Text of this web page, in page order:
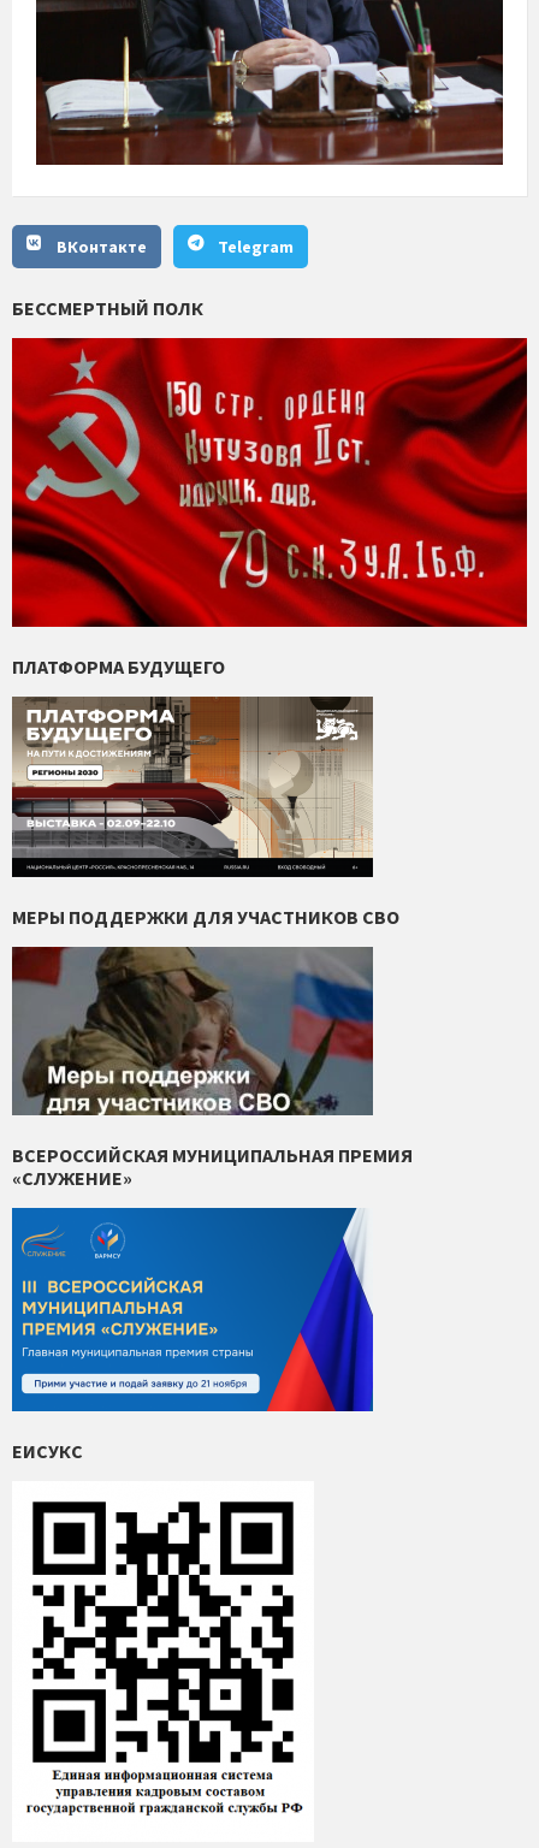
ВКонтакте Telegram
БЕССМЕРТНЫЙ ПОЛК
ПЛАТФОРМА БУДУЩЕГО
МЕРЫ ПОДДЕРЖКИ ДЛЯ УЧАСТНИКОВ СВО
ВСЕРОССИЙСКАЯ МУНИЦИПАЛЬНАЯ ПРЕМИЯ
«СЛУЖЕНИЕ»
ЕИСУКС